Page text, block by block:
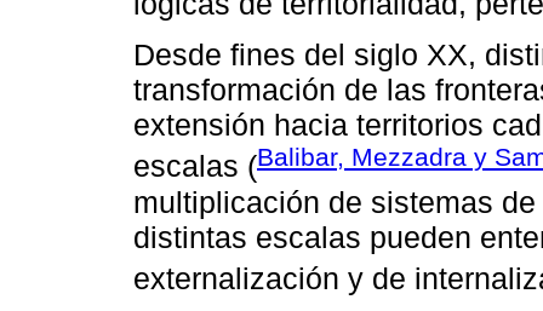
Desde fines del siglo XX,
transformación de las
extensión hacia territorios
escalas (Balibar, Mezzadra y
multiplicación de sistemas
distintas escalas pueden
externalización y de